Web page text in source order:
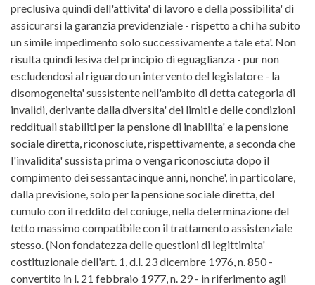
preclusiva quindi dell'attivita' di lavoro e della possibilita' di
assicurarsi la garanzia previdenziale - rispetto a chi ha subito
un simile impedimento solo successivamente a tale eta'. Non
risulta quindi lesiva del principio di eguaglianza - pur non
escludendosi al riguardo un intervento del legislatore - la
disomogeneita' sussistente nell'ambito di detta categoria di
invalidi, derivante dalla diversita' dei limiti e delle condizioni
reddituali stabiliti per la pensione di inabilita' e la pensione
sociale diretta, riconosciute, rispettivamente, a seconda che
l'invalidita' sussista prima o venga riconosciuta dopo il
compimento dei sessantacinque anni, nonche', in particolare,
dalla previsione, solo per la pensione sociale diretta, del
cumulo con il reddito del coniuge, nella determinazione del
tetto massimo compatibile con il trattamento assistenziale
stesso. (Non fondatezza delle questioni di legittimita'
costituzionale dell'art. 1, d.l. 23 dicembre 1976, n. 850 -
convertito in l. 21 febbraio 1977, n. 29 - in riferimento agli